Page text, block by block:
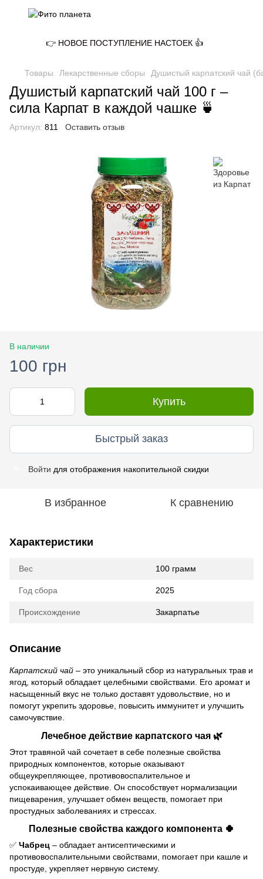
👉 НОВОЕ ПОСТУПЛЕНИЕ НАСТОЕК 👍
Товары Лекарственные сборы Душистый карпатский чай
Душистый карпатский чай 100 г –
сила Карпат в каждой чашке 🍵
Артикул: 811 Оставить отзыв
В наличии
100 грн
Купить
Быстрый заказ
Войти для отображения накопительной скидки
В избранное К сравнению
Характеристики
Вес 100 грамм
Год сбора 2025
Происхождение Закарпатье
Описание
Карпатский чай – это уникальный сбор из натуральных трав и
ягод, который обладает целебными свойствами. Его аромат и
насыщенный вкус не только доставят удовольствие, но и
помогут укрепить здоровье, повысить иммунитет и улучшить
самочувствие.
Лечебное действие карпатского чая 🌿
Этот травяной чай сочетает в себе полезные свойства
природных компонентов, которые оказывают
общеукрепляющее, противовоспалительное и
успокаивающее действие. Он способствует нормализации
пищеварения, улучшает обмен веществ, помогает при
простудных заболеваниях и стрессах.
Полезные свойства каждого компонента 🍀
✅ Чабрец – обладает антисептическими и
противовоспалительными свойствами, помогает при кашле и
простуде, укрепляет нервную систему.